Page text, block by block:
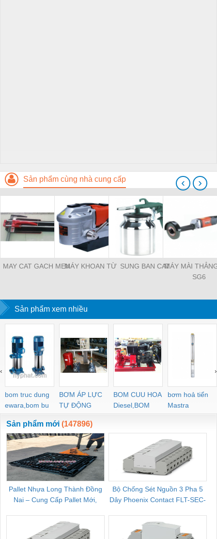
Sản phẩm cùng nhà cung cấp
MAY CAT GACH MENMÁY KHOAN TỪ SUNG BAN CATMÁY MÀI
SG6
‹ ›
Sản phẩm xem nhiều
bom truc dung
ewara,bom bu
ewara
BƠM ÁP LỰC
TỰ ĐỘNG
BOM CUU HOA
Diesel,BOM
CHUA CHAY
bơm hoả tiển
Mastra
‹ ›
Sản phẩm mới (147896)
Pallet Nhựa Long Thành Đồng
Nai – Cung Cấp Pallet Mới,
Bộ Chống Sét Nguồn 3 Pha 5
Dây Phoenix Contact FLT-SEC-